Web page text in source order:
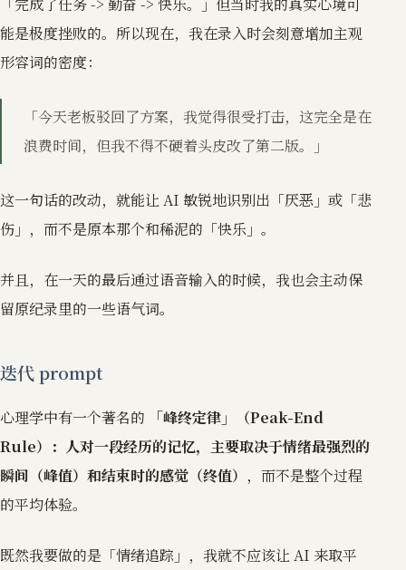
「完成了任务 -> 勤奋 -> 快乐。」但当时我的真实心境可
能是极度挫败的。所以现在，我在录入时会刻意增加主观
形容词的密度：
「今天老板驳回了方案，我觉得很受打击，这完全是在
浪费时间，但我不得不硬着头皮改了第二版。」
这一句话的改动，就能让 AI 敏锐地识别出「厌恶」或「悲
伤」，而不是原本那个和稀泥的「快乐」。
并且，在一天的最后通过语音输入的时候，我也会主动保
留原纪录里的一些语气词。
迭代 prompt
心理学中有一个著名的
「峰终定律」（Peak-End
Rule）：人对一段经历的记忆，主要取决于情绪最强烈的
瞬间（峰值）和结束时的感觉（终值） ，而不是整个过程
的平均体验。
既然我要做的是「情绪追踪」，我就不应该让 AI 来取平